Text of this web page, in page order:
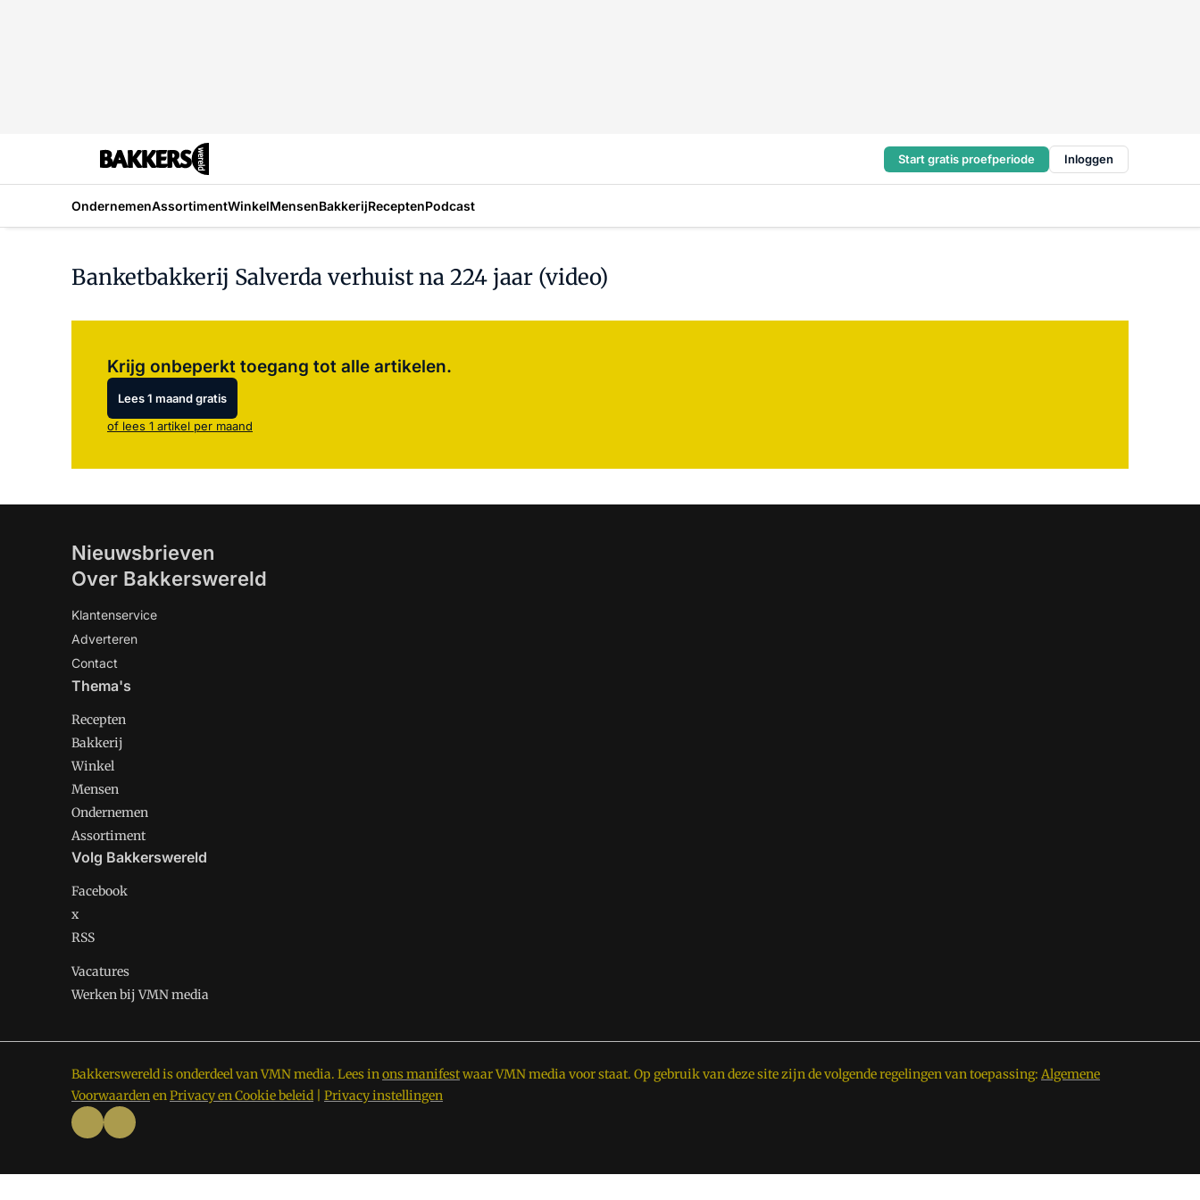
Start gratis proefperiode Inloggen
OndernemenAssortimentWinkelMensenBakkerijReceptenPodcast
Banketbakkerij Salverda verhuist na 224 jaar (video)
Krijg onbeperkt toegang tot alle artikelen.
Lees 1 maand gratis
of lees 1 artikel per maand
Nieuwsbrieven
Over Bakkerswereld
Klantenservice
Adverteren
Contact
Thema's
Recepten
Bakkerij
Winkel
Mensen
Ondernemen
Assortiment
Volg Bakkerswereld
Facebook
x
RSS
Vacatures
Werken bij VMN media
Bakkerswereld is onderdeel van VMN media. Lees inons manifestwaar VMN media voor staat. Op gebruik van deze site zijn de volgende regelingen van toepassing: Algemene
VoorwaardenenPrivacy en Cookie beleid Privacy instellingen